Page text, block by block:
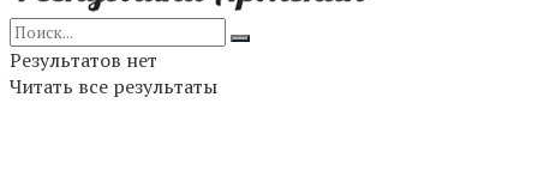
Результатов нет
Читать все результаты